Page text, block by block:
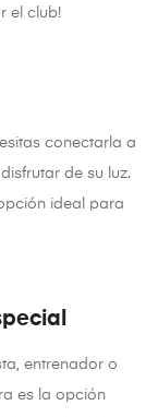
el club!
conectarla a
de su luz.
ideal para
entrenador o
es la opción